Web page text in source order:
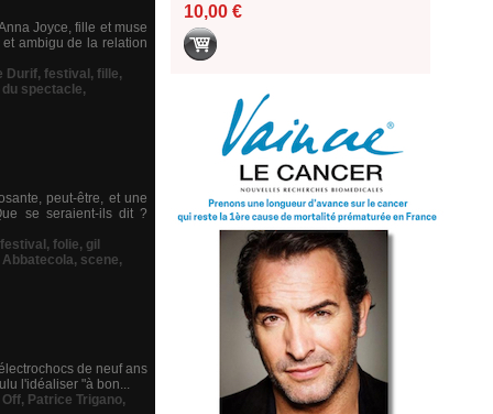
Joyce, fille et muse
ambigu de la relation
Durif, festival , fille,
spectacle,
peut-être, et une
se seraient-ils dit ?
festival , folie, gil
Abbatecola, scene,
de neuf ans
l'idéaliser "à bon...
Off, Patrice Trigano,
10,00 €